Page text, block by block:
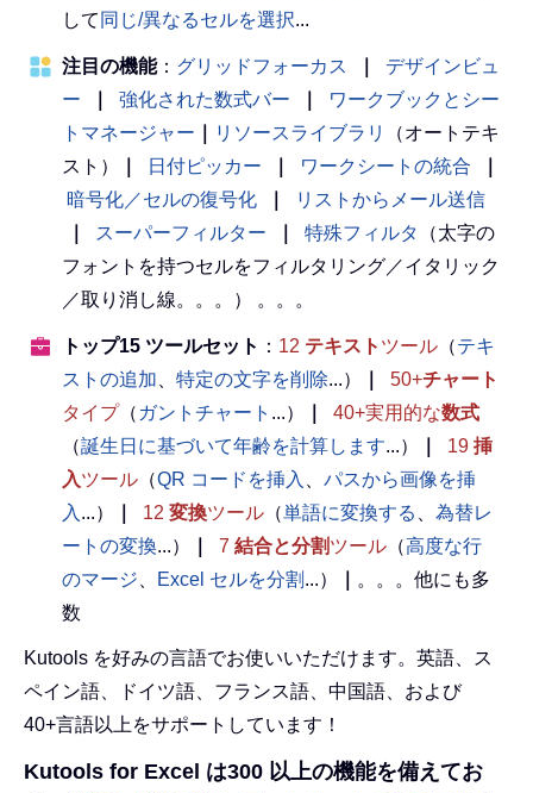
して 同じ/異なるセルを選択...
注目の機能： グリッドフォーカス
デザインビュ
ー
強化された数式バー
ワークブックとシー
トマネージャー
リソースライブラリ
（オートテキ
スト）
日付ピッカー ワークシートの統合
暗号化／セルの復号化
リストからメール送信
スーパーフィルター 特殊フィルタ
（太字の
フォントを持つセルをフィルタリング／イタリック
／取り消し線。。。） 。。。
トップ15 ツールセット ： 12 テキスト ツール （テキ
ストの追加
特定の文字を削除...） 50+チャート
タイプ（ ガントチャート ...） 40+実用的な数式
（誕生日に基づいて年齢を計算します...） 19 挿
入ツール （QR コードを挿入
パスから画像を挿
入 ...） 12 変換ツール （単語に変換する
為替レ
ートの変換...） 7 結合と分割ツール （高度な行
のマージ
Excel セルを分割 ...）
。。。他にも多
数
Kutools を好みの言語でお使いいただけます。英語、ス
ペイン語、ドイツ語、フランス語、中国語、および
40+言語以上をサポートしています！
Kutools for Excel は300 以上の機能を備えてお